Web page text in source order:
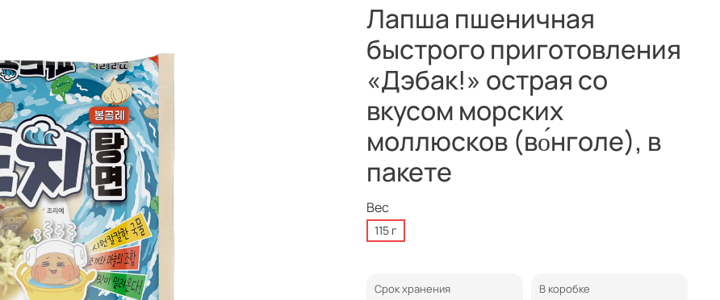
Лапша пшеничная
быстрого приготовления
«Дэбак!» острая со
вкусом морских
моллюсков (во́нголе), в
пакете
Вес
115 г
Срок хранения В коробке